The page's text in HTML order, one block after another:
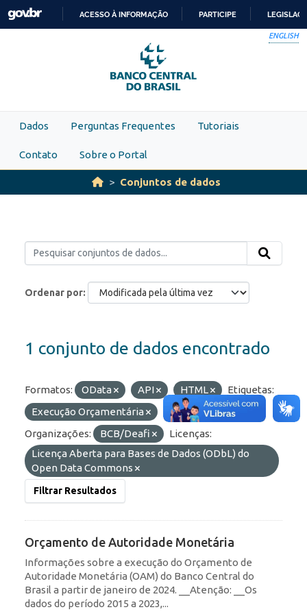
Skip to main content
PARA
O
CONTEÚDO
ACESSO À INFORMAÇÃO PARTICIPE
ENGLISH
Dados Perguntas Frequentes Tutoriais
Contato Sobre o Portal
Conjuntos de dados
Ordenar por
1 conjunto de dados encontrado
Formatos: OData API HTML
Etiquetas:
Execução Orçamentária
Olinda
Organizações:
BCB/Deafi
Licenças:
Licença Aberta para Bases de Dados (ODbL) do
Open Data Commons
Filtrar Resultados
Orçamento de Autoridade Monetária
Informações sobre a execução do Orçamento de
Autoridade Monetária (OAM) do Banco Central do
Brasil a partir de janeiro de 2024. __Atenção: __Os
dados do período 2015 a 2023,...